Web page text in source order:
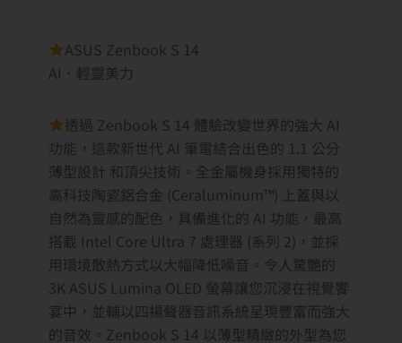
ASUS Zenbook S 14
AI．輕靈美力
透過 Zenbook S 14 體驗改變世界的強大 AI
功能，這款新世代 AI 筆電結合出色的 1.1 公分
薄型設計 和頂尖技術。全金屬機身採用獨特的
高科技陶瓷鋁合金 (Ceraluminum™) 上蓋與以
自然為靈感的配色，具備進化的 AI 功能，最高
搭載 Intel Core Ultra 7 處理器 (系列 2)，並採
用環境散熱方式以大幅降低噪音。令人驚艷的
3K ASUS Lumina OLED 螢幕讓您沉浸在視覺饗
宴中，並輔以四揚聲器音訊系統呈現豐富而強大
的音效。Zenbook S 14 以薄型精緻的外型為您